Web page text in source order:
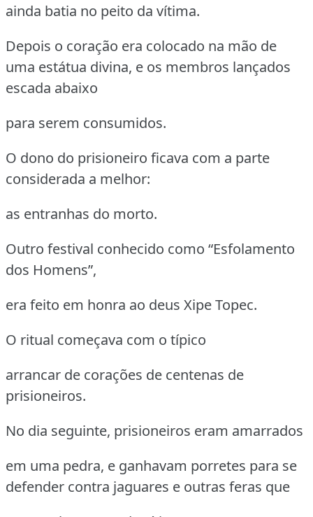
ainda batia no peito da vítima.
Depois o coração era colocado na mão de
uma estátua divina, e os membros lançados
escada abaixo
para serem consumidos.
O dono do prisioneiro ficava com a parte
considerada a melhor:
as entranhas do morto.
Outro festival conhecido como “Esfolamento
dos Homens”,
era feito em honra ao deus Xipe Topec.
O ritual começava com o típico
arrancar de corações de centenas de
prisioneiros.
No dia seguinte, prisioneiros eram amarrados
em uma pedra, e ganhavam porretes para se
defender contra jaguares e outras feras que